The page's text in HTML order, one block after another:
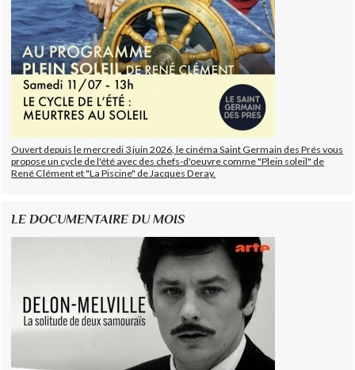
Ouvert depuis le mercredi 3 juin 2026, le cinéma Saint Germain des Prés vous
propose un cycle de l'été avec des chefs-d'oeuvre comme "Plein soleil" de
René Clément et "La Piscine" de Jacques Deray.
LE DOCUMENTAIRE DU MOIS